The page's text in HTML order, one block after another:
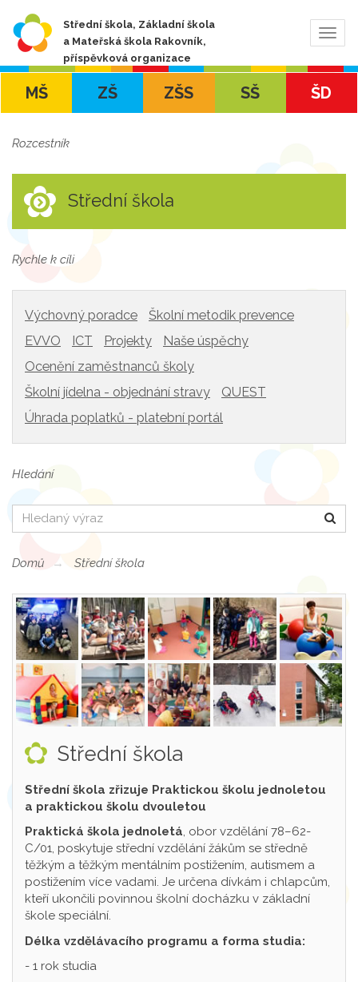
Střední škola, Základní škola
a Mateřská škola Rakovník,
příspěvková organizace
MŠ ZŠ ZŠS SŠ ŠD
Rozcestník
Střední škola
Rychle k cíli
Výchovný poradce
Školní metodik prevence
EVVO
ICT Projekty
Naše úspěchy
Ocenění zaměstnanců školy
Školní jídelna - objednání stravy
QUEST
Úhrada poplatků - platební portál
Hledání
Hledat
Domů Střední škola
Střední škola
Střední škola zřizuje Praktickou školu jednoletou
a praktickou školu dvouletou
Praktická škola jednoletá, obor vzdělání 78–62-
C/01, poskytuje střední vzdělání žákům se středně
těžkým a těžkým mentálním postižením, autismem a
postižením více vadami. Je určena dívkám i chlapcům,
kteří ukončili povinnou školní docházku v základní
škole speciální.
Délka vzdělávacího programu a forma studia:
- 1 rok studia